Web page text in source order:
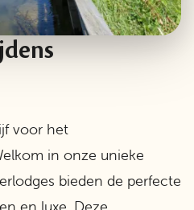
voor het
in onze unieke
bieden de perfecte
en luxe. Deze